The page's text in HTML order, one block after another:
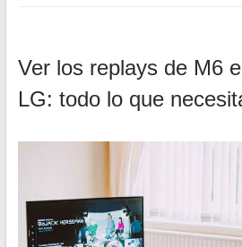
Ver los replays de M6
LG: todo lo que